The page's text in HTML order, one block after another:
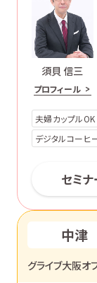
須貝 信三
プロフィール
夫婦カップルOK
デジタルコーヒ
セミ
中津
グライブ大阪オ